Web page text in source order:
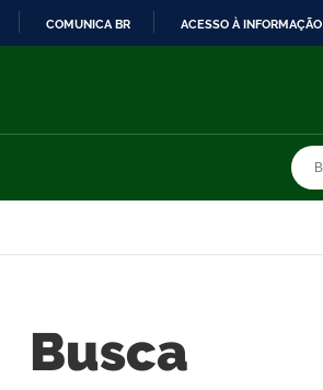
COMUNICA BR ACESSO À INFORMAÇÃO
Busca